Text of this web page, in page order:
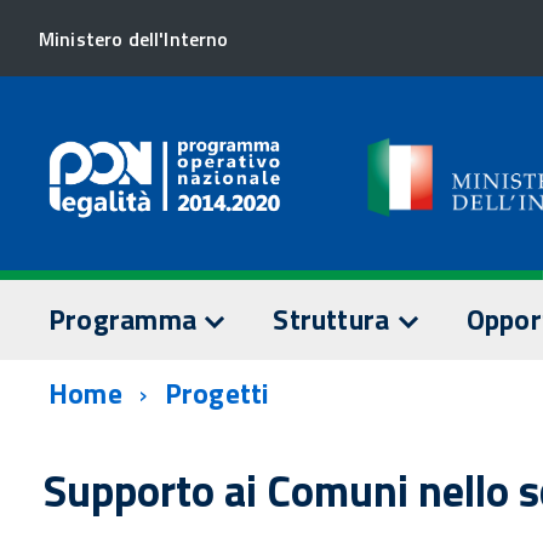
Ministero dell'Interno
Programma
TESTO DEL PROGRAMMA
Dotazione finanziaria
Relazioni
Struttura
Home
Progetti
Supporto ai Comuni nello